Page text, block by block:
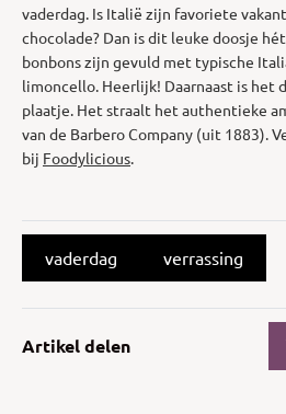
vaderdag. Is Italië zijn favoriete
chocolade? Dan is dit leuke doosje
bonbons zijn gevuld met typische
limoncello. Heerlijk! Daarnaast is het
plaatje. Het straalt het authentieke
van de Barbero Company (uit 1883).
bij Foodylicious.
vaderdag verrassing
Artikel delen